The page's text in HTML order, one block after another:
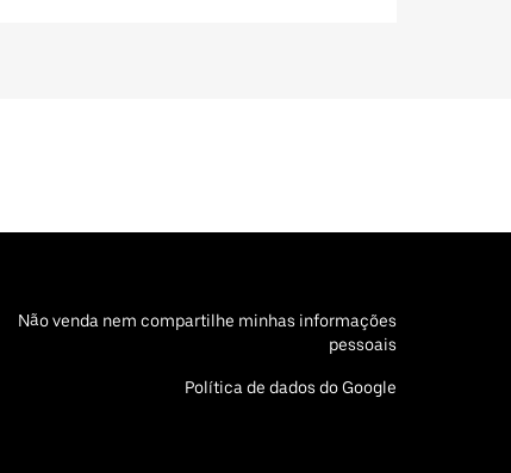
Não venda nem compartilhe minhas informações
pessoais
Política de dados do Google